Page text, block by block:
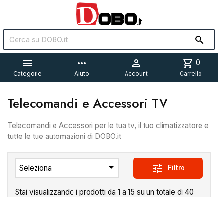


Categorie
more_horiz
Aiuto

Account
shopping_cart 0
Carrello
Telecomandi e Accessori TV
Telecomandi e Accessori per le tua tv, il tuo climatizzatore e
tutte le tue automazioni di DOBO.it
Seleziona  tune Filtro
Stai visualizzando i prodotti da 1 a 15 su un totale di 40